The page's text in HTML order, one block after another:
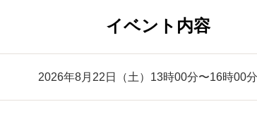
イベント内容
2026年8月22日（土）13時00分〜16時00分